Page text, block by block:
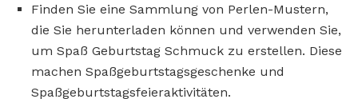
Finden Sie eine Sammlung von Perlen-Mustern,
die Sie herunterladen können und verwenden Sie,
um Spaß Geburtstag Schmuck zu erstellen. Diese
machen Spaßgeburtstagsgeschenke und
Spaßgeburtstagsfeieraktivitäten.